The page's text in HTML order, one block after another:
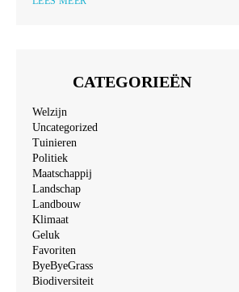
CATEGORIEËN
Welzijn
Uncategorized
Tuinieren
Politiek
Maatschappij
Landschap
Landbouw
Klimaat
Geluk
Favoriten
ByeByeGrass
Biodiversiteit